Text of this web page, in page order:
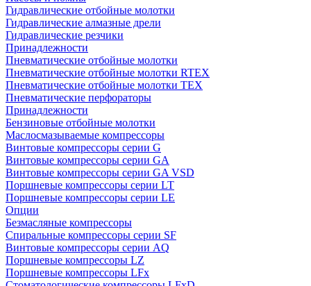
Гидравлические отбойные молотки
Гидравлические алмазные дрели
Гидравлические резчики
Принадлежности
Пневматические отбойные молотки
Пневматические отбойные молотки RTEX
Пневматические отбойные молотки TEX
Пневматические перфораторы
Принадлежности
Бензиновые отбойные молотки
Маслосмазываемые компрессоры
Винтовые компрессоры серии G
Винтовые компрессоры cерии GA
Винтовые компрессоры cерии GA VSD
Поршневые компрессоры серии LT
Поршневые компрессоры серии LE
Опции
Безмасляные компрессоры
Спиральные компрессоры серии SF
Винтовые компрессоры серии AQ
Поршневые компрессоры LZ
Поршневые компрессоры LFx